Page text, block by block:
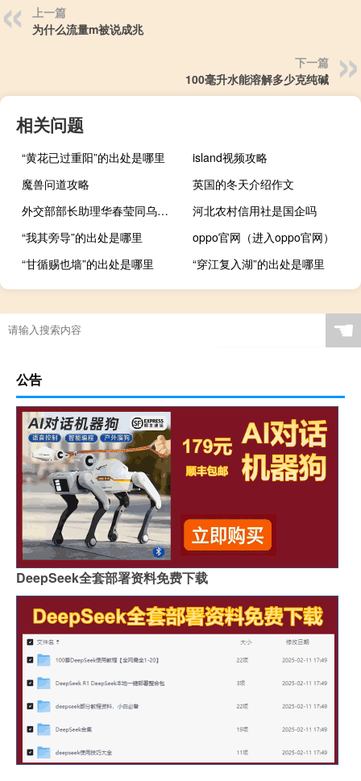
上一篇
为什么流量m被说成兆
下一篇
100毫升水能溶解多少克纯碱
相关问题
“黄花已过重阳”的出处是哪里
island视频攻略
魔兽问道攻略
英国的冬天介绍作文
外交部部长助理华春莹同乌拉圭副外长阿尔韦托尼举行中乌外交部第11次政治磋商
河北农村信用社是国企吗
“我其旁导”的出处是哪里
oppo官网（进入oppo官网）
“甘循赐也墙”的出处是哪里
“穿江复入湖”的出处是哪里
☚
公告
DeepSeek全套部署资料免费下载